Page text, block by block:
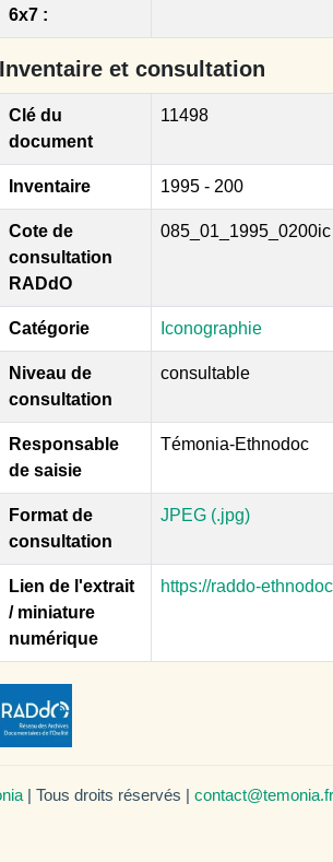
6x7 :
Inventaire et consultation
Clé du
document
11498
Inventaire 1995 - 200
Cote de
consultation
RADdO
085_01_1995_0200ic
Catégorie Iconographie
Niveau de
consultation
consultable
Responsable
de saisie
Témonia-Ethnodoc
Format de
consultation
JPEG (.jpg)
Lien de l'extrait
/ miniature
numérique
https://raddo-
| Tous droits réservés | contact@temonia.fr